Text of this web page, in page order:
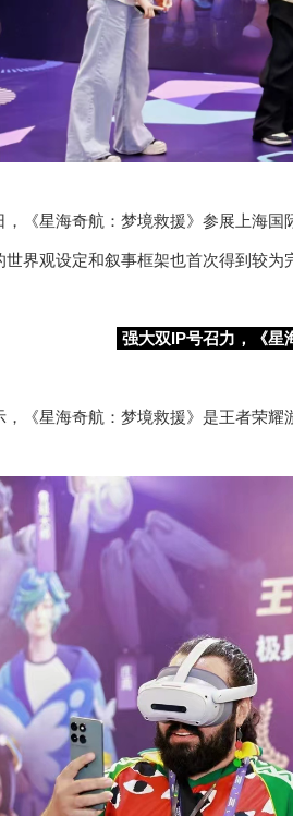
，《星海奇航：梦境救援》参展上海
界观设定和叙事框架也首次得到较为
强大双IP号召力，《星
，《星海奇航：梦境救援》是王者荣耀